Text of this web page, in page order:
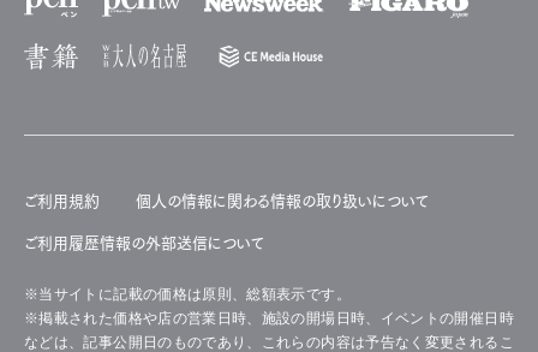
ご利用規約 個人の情報に関わる情報の取り扱いについて
ご利用履歴情報の外部送信について
※当サイトに記載の価格は原則、総額表示です。
※掲載された価格や店の営業日時、施設の開場日時、イベントの開催日時
などは、記事公開日のものであり、これらの内容は予告なく変更されるこ